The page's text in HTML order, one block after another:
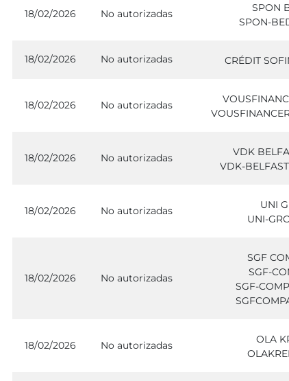
18/02/2026 No autorizadas
SPON
SPON-
18/02/2026 No autorizadas CRÉDIT
18/02/2026 No autorizadas
18/02/2026 No autorizadas
VDK
VDK-
18/02/2026 No autorizadas
UNI
UNI-
18/02/2026 No autorizadas
SGF
SGF-
SGF-
18/02/2026 No autorizadas
OLA